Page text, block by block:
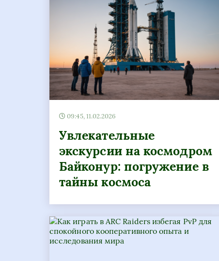
09:45, 11.02.2026
Увлекательные
экскурсии на космодром
Байконур: погружение в
тайны космоса